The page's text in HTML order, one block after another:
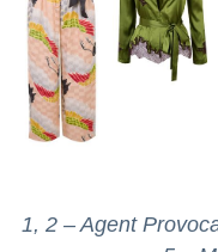
1, 2 – Agent